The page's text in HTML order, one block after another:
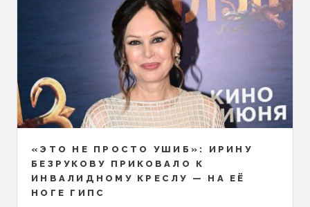
«ЭТО НЕ ПРОСТО УШИБ»: ИРИНУ
БЕЗРУКОВУ ПРИКОВАЛО К
ИНВАЛИДНОМУ КРЕСЛУ — НА ЕЁ
НОГЕ ГИПС